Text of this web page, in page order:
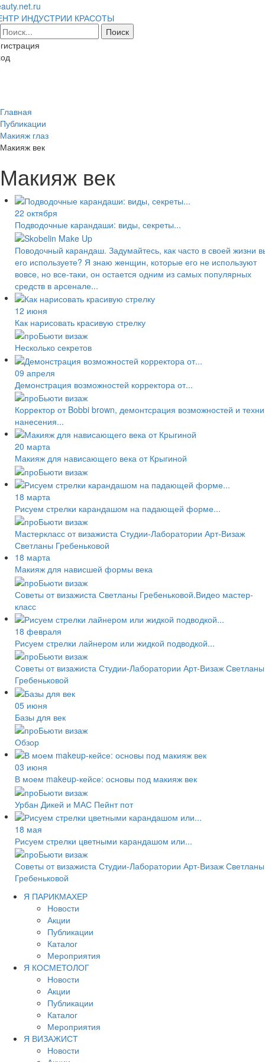
ИНДУСТРИИ КРАСОТЫ
Главная
Публикации
Макияж глаз
Макияж век
Макияж век
22 октября
Подводочные карандаши: виды, секреты...
Поводочный карандаш. Задумайтесь, как часто в своей жизни
его используете? Я знаю женщин, которые его не используют
вовсе, но все-таки, он остается одним из самых популярных
средств в арсенале...
12 июня
Как нарисовать красивую стрелку
Несколько секретов
09 апреля
Демонстрация возможностей корректора от...
Корректор от Bobbi brown, демонтсрация возможностей и
нанесения...
20 марта
Макияж для нависающего века от Крыгиной
18 марта
Рисуем стрелки карандашом на падающей форме...
Мастеркласс от визажиста Студии-Лаборатории Арт-Визаж
Светланы Гребеньковой
18 марта
Макияж для нависшей формы века
Советы от визажиста Светланы Гребеньковой.Видео мастер-
класс
18 февраля
Рисуем стрелки лайнером или жидкой подводкой...
Советы от визажиста Студии-Лаборатории Арт-Визаж Светланы
Гребеньковой
05 июня
Базы для век
Обзор
03 июня
В моем makeup-кейсе: основы под макияж век
Урбан Дикей и МАС Пейнт пот
18 мая
Рисуем стрелки цветными карандашом или...
Советы от визажиста Студии-Лаборатории Арт-Визаж Светланы
Гребеньковой
Я ПАРИКМАХЕР
Новости
Акции
Публикации
Каталог
Мероприятия
Я КОСМЕТОЛОГ
Новости
Акции
Публикации
Каталог
Мероприятия
Я ВИЗАЖИСТ
Новости